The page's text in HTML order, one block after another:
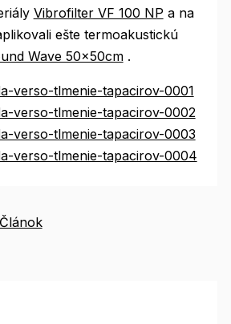
Vibrofilter VF 100 NP a na
ešte termoakustickú
Wave 50x50cm.